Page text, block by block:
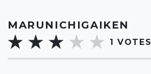
MARUNICHIGAIKEN
1 VOTES